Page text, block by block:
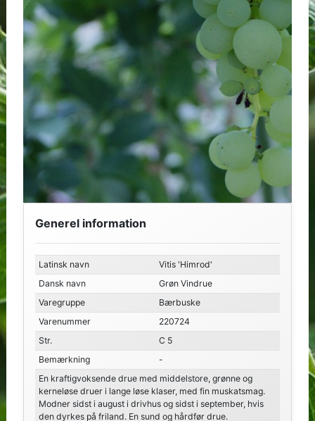
Generel information
Latinsk navn
Vitis 'Himrod'
Dansk navn
Grøn Vindrue
Varegruppe
Bærbuske
Varenummer
220724
Str.
C 5
Bemærkning
-
En kraftigvoksende drue med middelstore, grønne og
kerneløse druer i lange løse klaser, med fin muskatsmag.
Modner sidst i august i drivhus og sidst i september, hvis
den dyrkes på friland. En sund og hårdfør drue.